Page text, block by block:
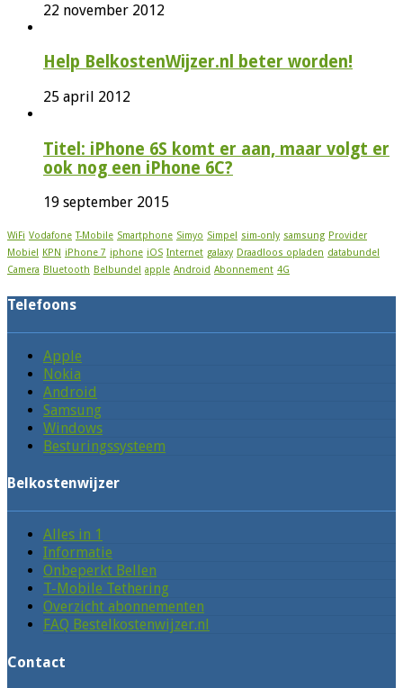
22 november 2012
Help BelkostenWijzer.nl beter worden!
25 april 2012
Titel: iPhone 6S komt er aan, maar volgt er
ook nog een iPhone 6C?
19 september 2015
WiFi Vodafone T-Mobile Smartphone Simyo Simpel sim-only samsung Provider
Mobiel
KPN iPhone 7 iphone iOS Internet galaxy Draadloos opladen databundel
Camera Bluetooth Belbundel apple Android Abonnement 4G
Telefoons
Apple
Nokia
Android
Samsung
Windows
Besturingssysteem
Belkostenwijzer
Alles in 1
Informatie
Onbeperkt Bellen
T-Mobile Tethering
Overzicht abonnementen
FAQ Bestelkostenwijzer.nl
Contact